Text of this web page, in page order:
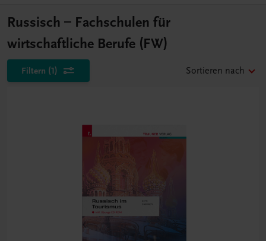
Russisch – Fachschulen für
wirtschaftliche Berufe (FW)
Filtern (1) Sortieren nach